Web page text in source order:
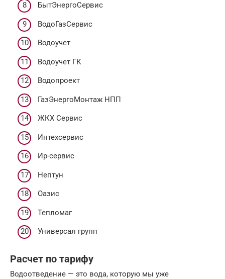
БытЭнергоСервис
ВодоГазСервис
Водоучет
Водоучет ГК
Водопроект
ГазЭнергоМонтаж НПП
ЖКХ Сервис
Интехсервис
Ир-сервис
Нептун
Оазис
Тепломаг
Универсал групп
Расчет по тарифу
Водоотведение — это вода, которую мы уже